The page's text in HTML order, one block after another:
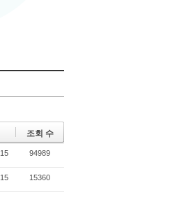
조회 수
94989
15360